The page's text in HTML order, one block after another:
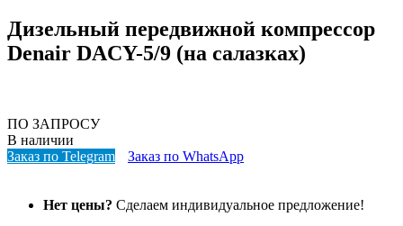
Дизельный передвижной компрессор
Denair DACY-5/9 (на салазках)
ПО ЗАПРОСУ
В наличии
Заказ по Telegram
Заказ по WhatsApp
Нет цены? Сделаем индивидуальное предложение!